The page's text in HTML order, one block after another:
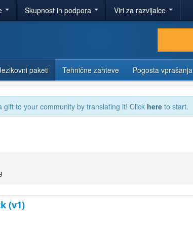
Skupnost in podpora Viri za razvijalce
paketi Tehnične zahteve Pogosta vprašanja
to your community by translating it! Click here to start.
(v1)